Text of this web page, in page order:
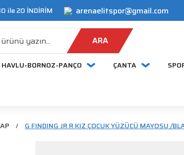
ile 20 İNDİRİM arenaelitspor@gmail.com
ARA
HAVLU-BORNOZ-PANÇO ÇANTA
G FINDING JR R KIZ ÇOCUK YÜZÜCÜ MAYOSU /